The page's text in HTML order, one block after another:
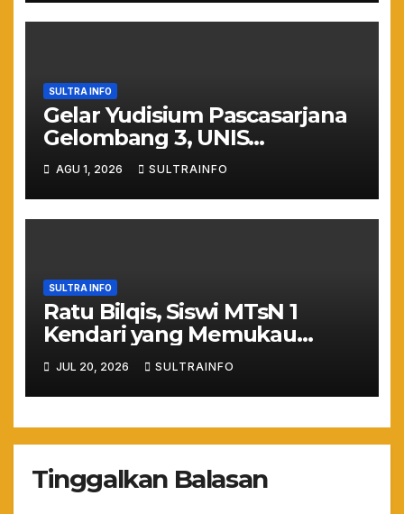
SULTRA INFO
Gelar Yudisium Pascasarjana
Gelombang 3, UNIS
Tangerang Cetak 243
Magister Berdaya Saing
Global dari Pelosok Negeri
hingga Mancanegara
AGU 1, 2026 SULTRAINFO
SULTRA INFO
Ratu Bilqis, Siswi MTsN 1
Kendari yang Memukau
Nasional lewat Pesona
Wastra
JUL 20, 2026 SULTRAINFO
Tinggalkan Balasan